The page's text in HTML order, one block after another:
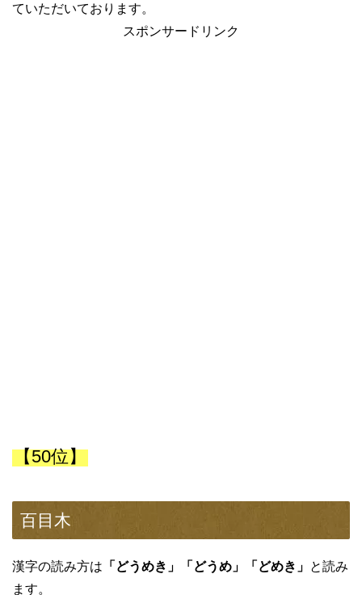
ていただいております。
スポンサードリンク
【50位】
百目木
漢字の読み方は 「どうめき」「どうめ」「どめき」 と読み
ます。